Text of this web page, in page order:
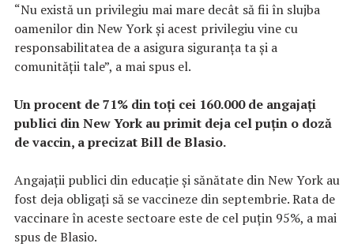
“Nu există un privilegiu mai mare decât să fii în slujba
oamenilor din New York şi acest privilegiu vine cu
responsabilitatea de a asigura siguranţa ta şi a
comunităţii tale”, a mai spus el.
Un procent de 71% din toţi cei 160.000 de angajaţi
publici din New York au primit deja cel puţin o doză
de vaccin, a precizat Bill de Blasio.
Angajaţii publici din educaţie şi sănătate din New York au
fost deja obligaţi să se vaccineze din septembrie. Rata de
vaccinare în aceste sectoare este de cel puţin 95%, a mai
spus de Blasio.